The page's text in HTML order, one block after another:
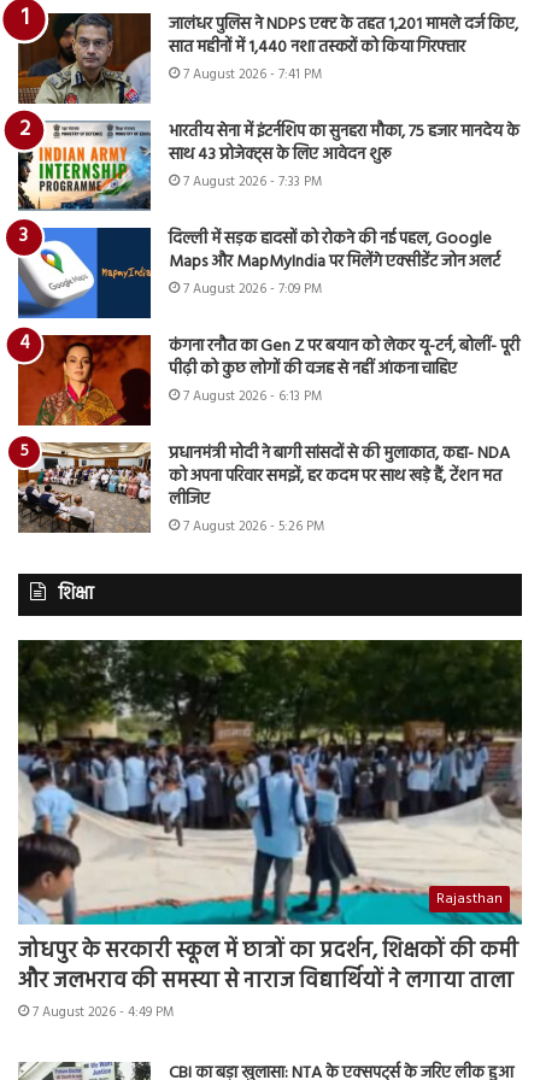
जालंधर पुलिस ने NDPS एक्ट के तहत 1,201 मामले दर्ज किए,
सात महीनों में 1,440 नशा तस्करों को किया गिरफ्तार
7 August 2026 - 7:41 PM
भारतीय सेना में इंटर्नशिप का सुनहरा मौका, 75 हजार मानदेय के
साथ 43 प्रोजेक्ट्स के लिए आवेदन शुरू
7 August 2026 - 7:33 PM
दिल्ली में सड़क हादसों को रोकने की नई पहल, Google
Maps और MapMyIndia पर मिलेंगे एक्सीडेंट जोन अलर्ट
7 August 2026 - 7:09 PM
कंगना रनौत का Gen Z पर बयान को लेकर यू-टर्न, बोलीं- पूरी
पीढ़ी को कुछ लोगों की वजह से नहीं आंकना चाहिए
7 August 2026 - 6:13 PM
प्रधानमंत्री मोदी ने बागी सांसदों से की मुलाकात, कहा- NDA
को अपना परिवार समझें, हर कदम पर साथ खड़े हैं, टेंशन मत
लीजिए
7 August 2026 - 5:26 PM
शिक्षा
Rajasthan
जोधपुर के सरकारी स्कूल में छात्रों का प्रदर्शन, शिक्षकों की कमी
और जलभराव की समस्या से नाराज विद्यार्थियों ने लगाया ताला
7 August 2026 - 4:49 PM
CBI का बड़ा खुलासा: NTA के एक्सपर्ट्स के जरिए लीक हुआ